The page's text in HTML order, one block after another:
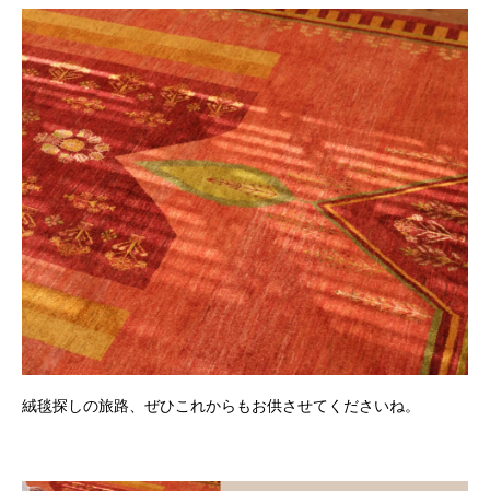
絨毯探しの旅路、ぜひこれからもお供させてくださいね。